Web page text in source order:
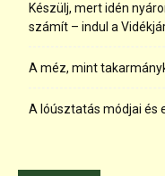
Készülj, mert idén
számít – indul a
A méz, mint
A lóúsztatás módjai és